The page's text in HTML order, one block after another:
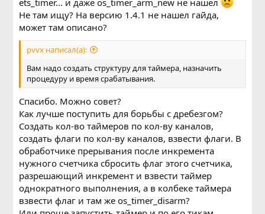
ets_timer... и даже os_timer_arm_new не нашел
Не там ищу? На версию 1.4.1 не нашел гайда,
может там описано?
pvvx написал(а):
Вам надо создать структуру для таймера, назначить
процедуру и время срабатывания.
Спасибо. Можно совет?
Как лучше поступить для борьбы с дребезгом?
Создать кол-во таймеров по кол-ву каналов,
создать флаги по кол-ву каналов, взвести флаги. В
обработчике прерывания после инкремента
нужного счетчика сбросить флаг этого счетчика,
разрешающий инкремент и взвести таймер
однократного выполнения, а в колбеке таймера
взвести флаг и там же os_timer_disarm?